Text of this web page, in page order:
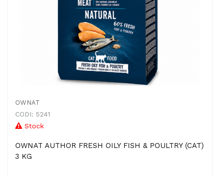
OWNAT
CODI: 5241
Stock
OWNAT AUTHOR FRESH OILY FISH & POULTRY (CAT)
3 KG